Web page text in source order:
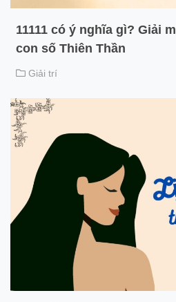
11111 có ý nghĩa gì? Giải
con số Thiên Thần
Giải trí